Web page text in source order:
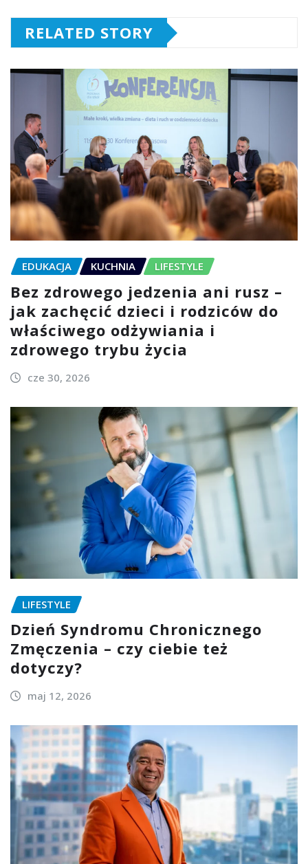
RELATED STORY
EDUKACJA KUCHNIA LIFESTYLE
Bez zdrowego jedzenia ani rusz –
jak zachęcić dzieci i rodziców do
właściwego odżywiania i
zdrowego trybu życia
cze 30, 2026
LIFESTYLE
Dzień Syndromu Chronicznego
Zmęczenia – czy ciebie też
dotyczy?
maj 12, 2026